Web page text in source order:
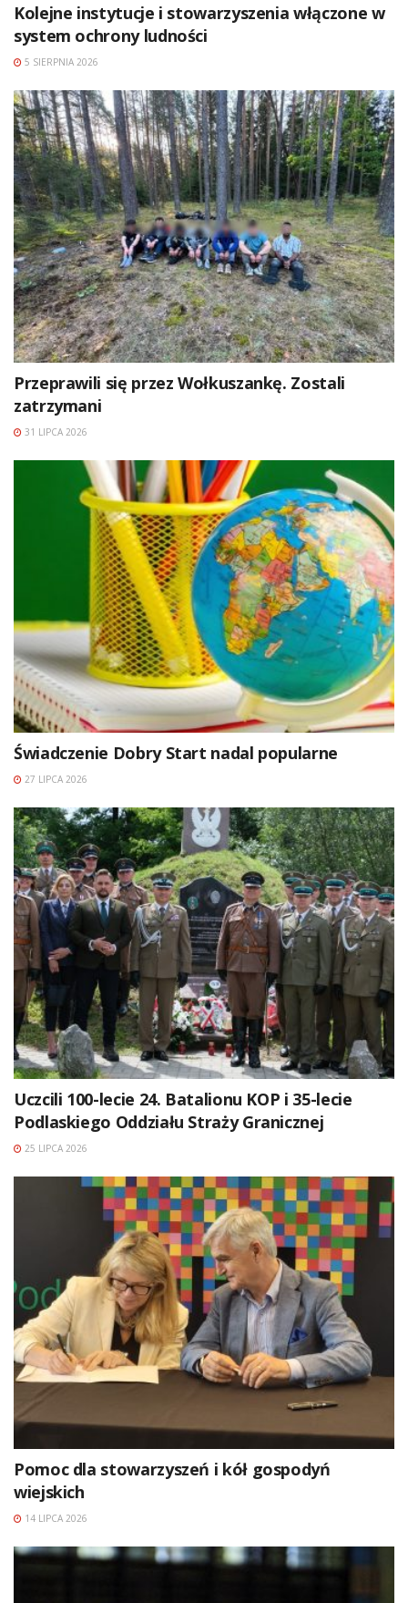
Kolejne instytucje i stowarzyszenia włączone w
system ochrony ludności
5 SIERPNIA 2026
Przeprawili się przez Wołkuszankę. Zostali
zatrzymani
31 LIPCA 2026
Świadczenie Dobry Start nadal popularne
27 LIPCA 2026
Uczcili 100-lecie 24. Batalionu KOP i 35-lecie
Podlaskiego Oddziału Straży Granicznej
25 LIPCA 2026
Pomoc dla stowarzyszeń i kół gospodyń
wiejskich
14 LIPCA 2026